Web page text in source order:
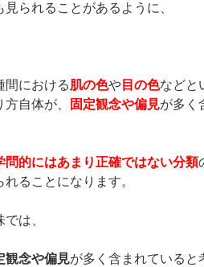
られることがあるように、
間における肌の色や 目の色などと
方自体が、 固定観念や偏見が多く
問的にはあまり正確ではない分類
ることになります。
は、
観念や偏見が多く含まれていると